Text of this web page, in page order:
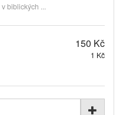
biblických ...
150 Kč
1 Kč